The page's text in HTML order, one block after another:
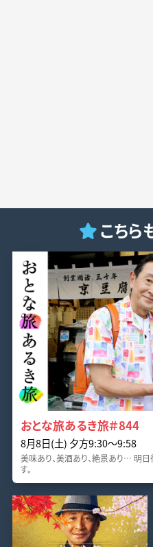
こちら
おとな旅あるき旅＃844
8月8日(土) 夕方9:30〜9:58
美味あり、美酒あり、絶景あり… 明
す。